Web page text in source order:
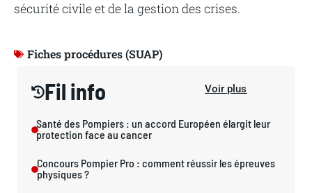
sécurité civile et de la gestion des crises.
Fiches procédures (SUAP)
Fil info Voir plus
Santé des Pompiers : un accord Européen élargit leur
protection face au cancer
Concours Pompier Pro : comment réussir les épreuves
physiques ?